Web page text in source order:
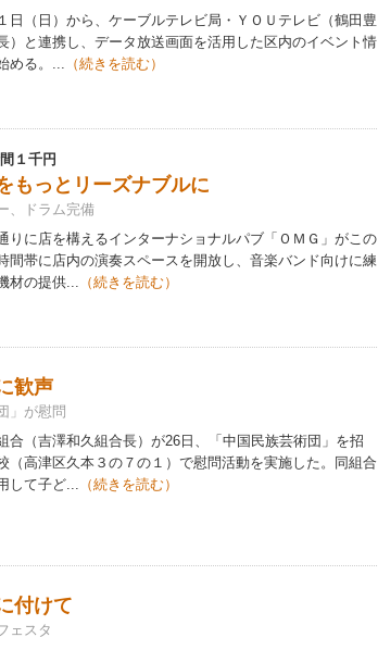
日（日）から、ケーブルテレビ局・ＹＯＵテレビ（鶴田豊
）と連携し、データ放送画面を活用した区内のイベント情
める。... （続きを読む）
１千円
もっとリーズナブルに
、ドラム完備
りに店を構えるインターナショナルパブ「ＯＭＧ」がこの
間帯に店内の演奏スペースを開放し、音楽バンド向けに練
材の提供... （続きを読む）
歓声
」が慰問
合（吉澤和久組合長）が26日、「中国民族芸術団」を招
（高津区久本３の７の１）で慰問活動を実施した。同組合
して子ど... （続きを読む）
付けて
ェスタ